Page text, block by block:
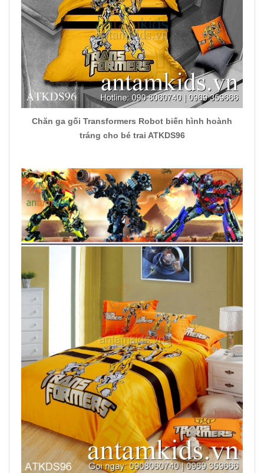
Chăn ga gối Transformers Robot biến hình hoành
tráng cho bé trai ATKDS96